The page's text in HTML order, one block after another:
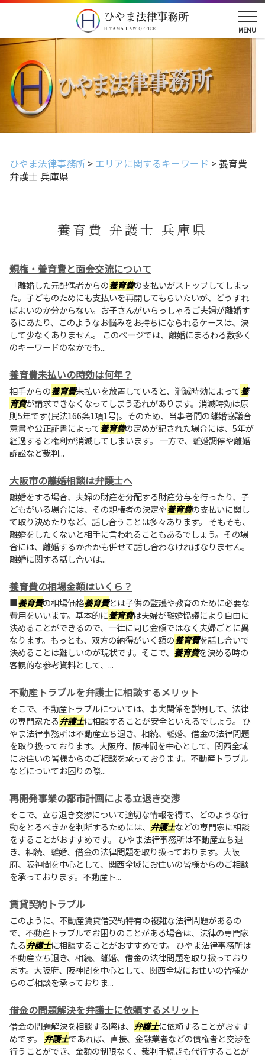
ひやま法律事務所 > エリアに関するキーワード >養育費
弁護士 兵庫県
養育費 弁護士 兵庫県
親権・養育費と面会交流について
「離婚した元配偶者からの養育費の支払いがストップしてしまっ
た。子どものためにも支払いを再開してもらいたいが、どうすれ
ばよいのか分からない。お子さんがいらっしゃるご夫婦が離婚す
るにあたり、このようなお悩みをお持ちになられるケースは、決
して少なくありません。 このページでは、離婚にまるわる数多く
のキーワードのなかでも...
養育費未払いの時効は何年？
相手からの養育費未払いを放置していると、消滅時効によって養
育費が請求できなくなってしまう恐れがあります。消滅時効は原
則5年です(民法166条1項1号)。そのため、当事者間の離婚協議合
意書や公正証書によって養育費の定めが記された場合には、5年が
経過すると権利が消滅してしまいます。 一方で、離婚調停や離婚
訴訟など裁判...
大阪市の離婚相談は弁護士へ
離婚をする場合、夫婦の財産を分配する財産分与を行ったり、子
どもがいる場合には、その親権者の決定や養育費の支払いに関し
て取り決めたりなど、話し合うことは多々あります。 そもそも、
離婚をしたくないと相手に言われることもあるでしょう。その場
合には、離婚するか否かも併せて話し合わなければなりません。
離婚に関する話し合いは...
養育費の相場金額はいくら？
■養育費の相場価格養育費とは子供の監護や教育のために必要な
費用をいいます。基本的に養育費は夫婦が離婚協議により自由に
決めることができるので、一律に同じ金額ではなく夫婦ごとに異
なります。もっとも、双方の納得がいく額の養育費を話し合いで
決めることは難しいのが現状です。そこで、 養育費を決める時の
客観的な参考資料として、...
不動産トラブルを弁護士に相談するメリット
そこで、不動産トラブルについては、事実関係を説明して、法律
の専門家たる弁護士に相談することが安全といえるでしょう。 ひ
やま法律事務所は不動産立ち退き、相続、離婚、借金の法律問題
を取り扱っております。大阪府、阪神間を中心として、関西全域
にお住いの皆様からのご相談を承っております。不動産トラブル
などについてお困りの際...
再開発事業の都市計画による立退き交渉
そこで、立ち退き交渉について適切な情報を得て、どのような行
動をとるべきかを判断するためには、 弁護士などの専門家に相談
をすることがおすすめです。 ひやま法律事務所は不動産立ち退
き、相続、離婚、借金の法律問題を取り扱っております。大阪
府、阪神間を中心として、関西全域にお住いの皆様からのご相談
を承っております。不動産ト...
賃貸契約トラブル
このように、不動産賃貸借契約特有の複雑な法律問題があるの
で、不動産トラブルでお困りのことがある場合は、法律の専門家
たる弁護士に相談することがおすすめです。 ひやま法律事務所は
不動産立ち退き、相続、離婚、借金の法律問題を取り扱っており
ます。大阪府、阪神間を中心として、関西全域にお住いの皆様か
らのご相談を承っておりま...
借金の問題解決を弁護士に依頼するメリット
借金の問題解決を相談する際は、 弁護士に依頼することがおすす
めです。 弁護士であれば、直接、金融業者などの債権者と交渉を
行うことができ、金額の制限なく、裁判手続きも代行することが